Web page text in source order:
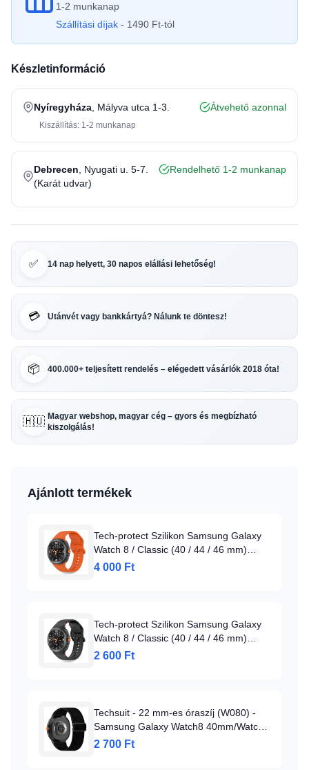
1-2 munkanap
Szállítási díjak - 1490 Ft-tól
Készletinformáció
Nyíregyháza , Mályva utca 1-3. Átvehető azonnal
Kiszállítás: 1-2 munkanap
Debrecen , Nyugati u. 5-7.
(Karát udvar)
Rendelhető 1-2 munkanap
✅ 14 nap helyett, 30 napos elállási lehetőség!
💳 Utánvét vagy bankkártyá? Nálunk te döntesz!
📦 400.000+ teljesített rendelés – elégedett vásárlók 2018 óta!
🇭🇺 Magyar webshop, magyar cég – gyors és megbízható
kiszolgálás!
Ajánlott termékek
Tech-protect Szilikon Samsung Galaxy
Watch 8 / Classic (40 / 44 / 46 mm)
Napkitörés Narancs
4 000 Ft
Tech-protect Szilikon Samsung Galaxy
Watch 8 / Classic (40 / 44 / 46 mm)
Fekete
2 600 Ft
Techsuit - 22 mm-es óraszíj (W080) -
Samsung Galaxy Watch8 40mm/Watch8
44mm/Watch8 Classic/Ultra 2 - Fekete
2 700 Ft